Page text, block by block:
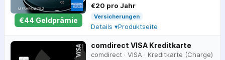
€44 Geldprämie
€20 pro Jahr
Versicherungen
Details ▾Produktseite
comdirect VISA Kreditkarte
comdirect · VISA · Kreditkarte (Charge)